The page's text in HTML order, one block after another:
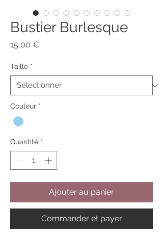
Bustier Burlesque
15,00 €
Taille *
Couleur *
Quantité *
Ajouter au panier
Commander et payer